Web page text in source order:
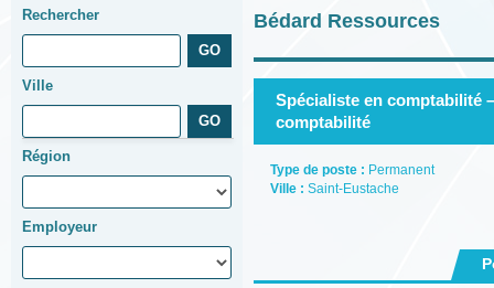
Rechercher
Ville
Région
Employeur
Bédard Ressources
Spécialiste en comptabilité
comptabilité
Type de poste : Permanent
Ville : Saint-Eustache